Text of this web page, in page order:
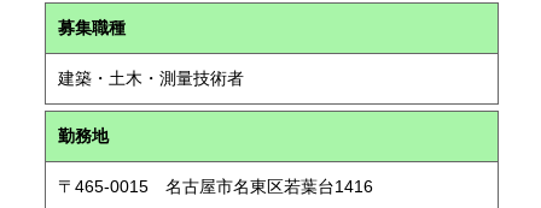
募集職種
建築・土木・測量技術者
勤務地
〒465-0015 名古屋市名東区若葉台1416